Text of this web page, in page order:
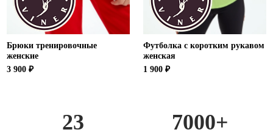
Брюки тренировочные
женские
3 900 ₽
Футболка с коротким рукавом
женская
1 900 ₽
23 7000+